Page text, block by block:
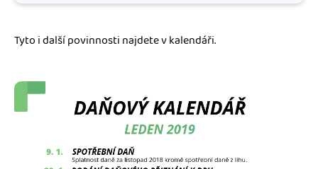
Tyto i další povinnosti najdete v kalendáři.